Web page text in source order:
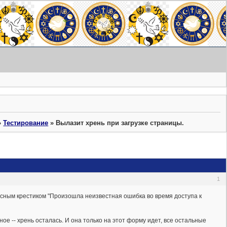
Тестирование »Вылазит хрень при загрузке страницы.
1
крестиком "Произошла неизвестная ошибка во время доступа к
-- хрень осталась. И она только на этот форму идет, все остальные